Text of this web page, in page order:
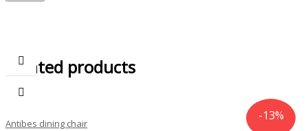
Related products
-13%
Antibes dining chair